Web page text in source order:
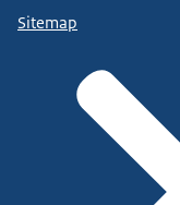
Sitemap